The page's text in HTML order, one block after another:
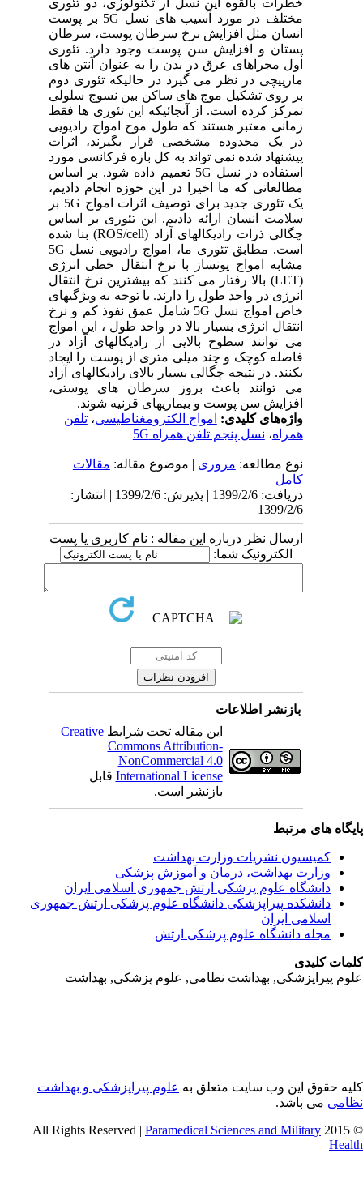
خطرات بالقوه این نسل از تکنولوژی، دو تئوری
مختلف در مورد آسیب های نسل 5Gبر پوست
انسان مثل افزایش نرخ سرطان پوست، سرطان
پستان و افزایش سن پوست وجود دارد. تئوری
اول مجراهای عرق در بدن را به عنوان آنتن های
مارپیچی در نظر می گیرد در حالیکه تئوری دوم
بر روی تشکیل موج های ساکن بین نسوج سلولی
تمرکز کرده است. از آنجائیکه این تئوری ها فقط
زمانی معتبر هستند که طول موج امواج رادیویی
در یک محدوده مشخصی قرار بگیرند، اثرات
پیشنهاد شده نمی تواند به کل بازه فرکانسی مورد
استفاده در نسل 5Gتعمیم داده شود. بر اساس
مطالعاتی که ما اخیرا در این حوزه انجام دادیم،
یک تئوری جدید برای توصیف اثرات امواج5Gبر
سلامت انسان ارائه دادیم. این تئوری بر اساس
چگالی ذرات رادیکالهای آزاد ( ROS/cell) بنا شده
است. مطابق تئوری ما، امواج رادیویی نسل 5G
مشابه امواج یونساز با نرخ انتقال خطی انرژی
LET) بالا رفتار می کنند که بیشترین نرخ انتقال
انرژی در واحد طول را دارند. با توجه به ویژگیهای
خاص امواج نسل 5Gشامل عمق نفوذ کم و نرخ
انتقال انرژی بسیار بالا در واحد طول ، این امواج
می توانند سطوح بالایی از رادیکالهای آزاد در
فاصله کوچک و چند میلی متری از پوست را ایجاد
بکنند. در نتیجه چگالی بسیار بالای رادیکالهای آزاد
می توانند باعث بروز سرطان های پوستی،
افزایش سن پوست و بیماریهای قرنیه شوند.
واژه‌های کلیدی:امواج الکترومغناطیسی،تلفن
همراه ،نسل پنجم تلفن همراه 5G
نوع مطالعه:مروری| موضوع مقاله:مقالات
کامل
دریافت: 1399/2/6 | پذیرش: 1399/2/6 | انتشار:
1399/2/6
ارسال نظر درباره این مقاله : نام کاربری یا پست
الکترونیک شما:
بازنشر اطلاعات
این مقاله تحت شرایطCreative
Commons Attribution-
NonCommercial 4.0
International Licenseقابل
بازنشر است.
های مرتبط
کمیسیون نشریات وزارت بهداشت
وزارت بهداشت، درمان و آموزش پزشکی
دانشگاه علوم پزشکی ارتش جمهوری اسلامی ایران
دانشکده پیراپزشکی دانشگاه علوم پزشکی ارتش جمهوری
اسلامی ایران
مجله دانشگاه علوم پزشکی ارتش
کلیدی
پیراپزشکی, بهداشت نظامی, علوم پزشکی, بهداشت
حقوق این وب سایت متعلق بهعلوم پیراپزشکی و بهداشت
می باشد.
©
Paramedical Sciences and Military